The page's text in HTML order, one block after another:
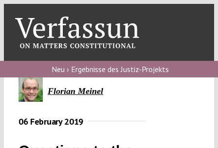
content
blog
Verfassungs
Verfassungs
Neu › Ergebnisse des Justiz-Projekts
Florian Meinel
06 February 2019